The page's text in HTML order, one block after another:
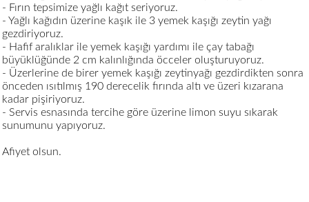
- Fırın tepsimize yağlı kağıt seriyoruz.
- Yağlı kağıdın üzerine kaşık ile 3 yemek kaşığı zeytin yağı
gezdiriyoruz.
- Hafif aralıklar ile yemek kaşığı yardımı ile çay tabağı
büyüklüğünde 2 cm kalınlığında öcceler oluşturuyoruz.
- Üzerlerine de birer yemek kaşığı zeytinyağı gezdirdikten sonra
önceden ısıtılmış 190 derecelik fırında altı ve üzeri kızarana
kadar pişiriyoruz.
- Servis esnasında tercihe göre üzerine limon suyu sıkarak
sunumunu yapıyoruz.
Afiyet olsun.